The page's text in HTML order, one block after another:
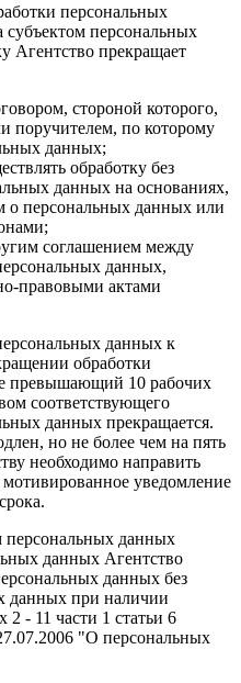
персональных
субъектом персональных
Агентство прекращает
стороной которого,
поручителем, по которому
данных;
обработку без
данных на основаниях,
о персональных данных или
соглашением между
данных,
правовыми актами
данных к
обработки
превышающий 10 рабочих
соответствующего
данных прекращается.
но не более чем на пять
необходимо направить
уведомление
персональных данных
данных Агентство
данных без
данных при наличии
- 11 части 1 статьи 6
"О персональных